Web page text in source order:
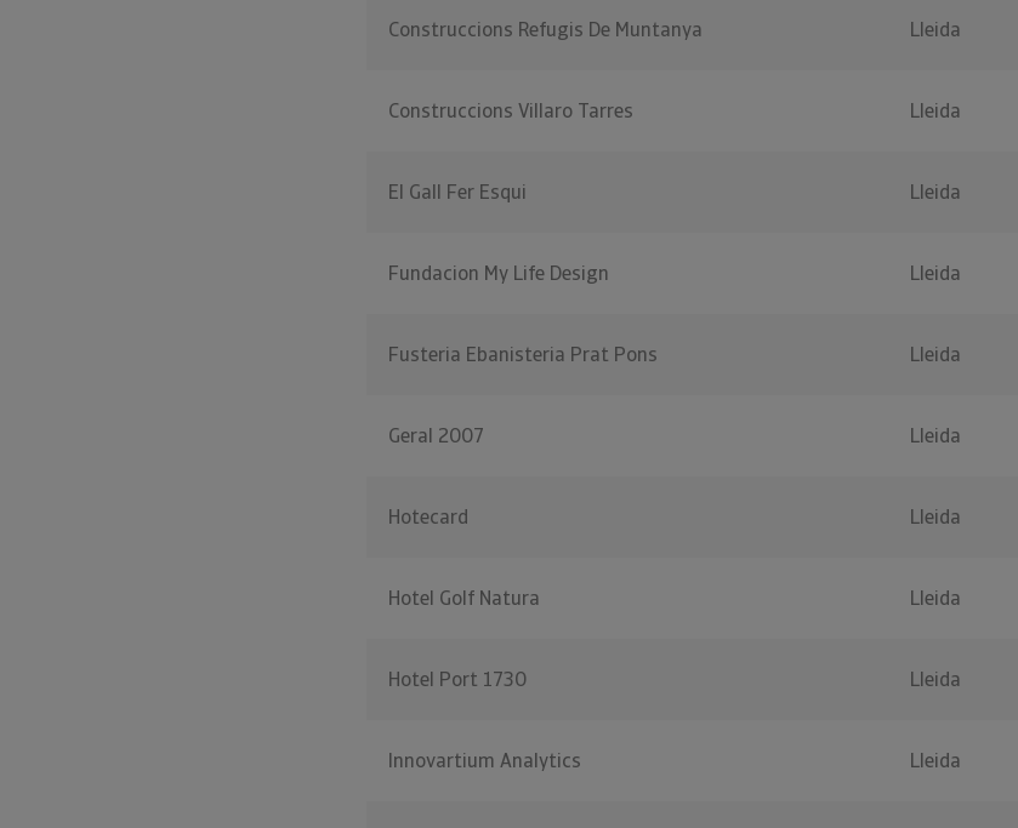
Construccions Refugis De Muntanya Lleida
Construccions Villaro Tarres Lleida
El Gall Fer Esqui Lleida
Fundacion My Life Design Lleida
Fusteria Ebanisteria Prat Pons Lleida
Geral 2007 Lleida
Hotecard Lleida
Hotel Golf Natura Lleida
Hotel Port 1730 Lleida
Innovartium Analytics Lleida